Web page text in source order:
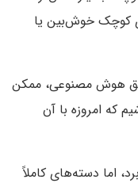
کوچک خوش‌بین یا
هوش مصنوعی، ممکن
امروزه با آن
اما دسته‌های کاملاً